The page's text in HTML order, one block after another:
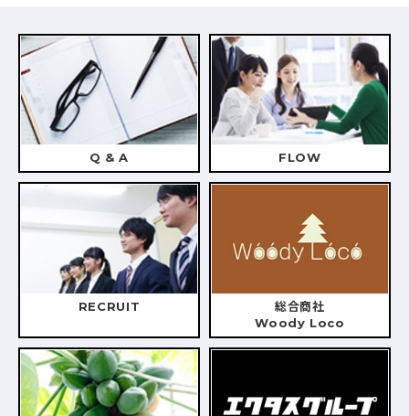
Q & A FLOW
RECRUIT
総合商社
Woody Loco